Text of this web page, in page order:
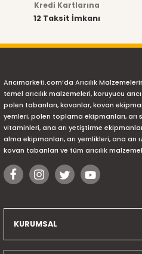
Kredi Kartlarına
12 Taksit İmkanı
Arıcımarketi.com’da Arıcılık
temel arıcılık malzemeleri, koruyucu
polen tabanları, kovanlar, kovan
yemleri, polen toplama ekipmanları, arı
vitaminleri, ana arı yetiştirme
alma ekipmanları, arı yemlikleri, ana arı
kovan tabanları ve tüm arıcılık
KURUMSAL